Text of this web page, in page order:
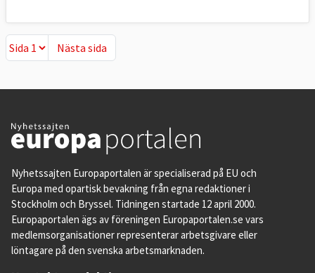
Nästa sida
Nästa sida
Nyhetssajten Europaportalen är specialiserad på EU och
Europa med opartisk bevakning från egna redaktioner i
Stockholm och Bryssel. Tidningen startade 12 april 2000.
Europaportalen ägs av föreningen Europaportalen.se vars
medlemsorganisationer representerar arbetsgivare eller
löntagare på den svenska arbetsmarknaden.